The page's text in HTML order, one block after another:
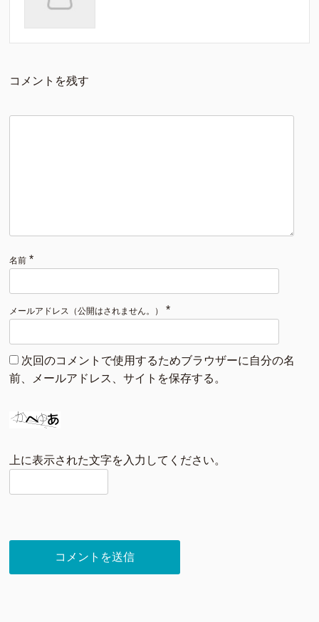
コメントを残す
名前 *
メールアドレス（公開はされません。） *
次回のコメントで使用するためブラウザーに自分の名
前、メールアドレス、サイトを保存する。
上に表示された文字を入力してください。